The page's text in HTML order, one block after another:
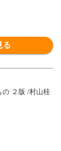
る
の ２版 /村山桂